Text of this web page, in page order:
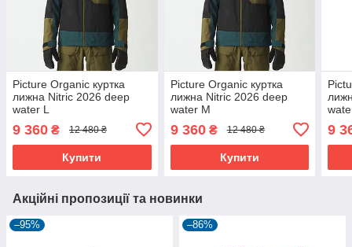
Picture Organic куртка
лижна Nitric 2026 deep
water L
9 360 ₴ 12 480 ₴
Купити
Picture Organic куртка
лижна Nitric 2026 deep
water M
9 360₴ 12 480 ₴
Купити
9
Акційні пропозиції та новинки
–95% –86%